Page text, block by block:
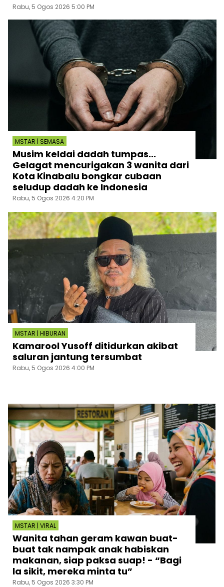
Rabu, 5 Ogos 2026 5:00 PM
MSTAR | SEMASA
Musim keldai dadah tumpas...
Gelagat mencurigakan 3 wanita dari
Kota Kinabalu bongkar cubaan
seludup dadah ke Indonesia
Rabu, 5 Ogos 2026 4:20 PM
MSTAR | HIBURAN
Kamarool Yusoff ditidurkan akibat
saluran jantung tersumbat
Rabu, 5 Ogos 2026 4:00 PM
MSTAR | VIRAL
Wanita tahan geram kawan buat-
buat tak nampak anak habiskan
makanan, siap paksa suap! - “Bagi
la sikit, mereka minta tu”
Rabu, 5 Ogos 2026 3:30 PM